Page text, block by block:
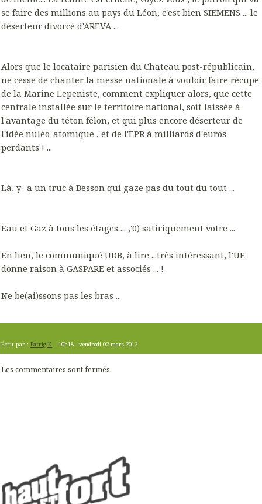
se faire des millions au pays du Léon, c'est bien SIEMENS ... le
déserteur divorcé d'AREVA ...
Alors que le locataire parisien du Chateau post-républicain,
ne cesse de chanter la messe nationale à vouloir faire récupe
de la Marine Lepeniste, comment expliquer alors, que cette
centrale installée sur le territoire national, soit laissée à
l'avantage du téton félon, et qui plus encore déserteur de
l'idée nuléo-atomique , et de l'EPR à milliards d'euros
perdants ! ...
Là, y- a un truc à Besson qui gaze pas du tout du tout ...
Eau et Gaz à tous les étages ... ,'0) satiriquement votre ...
En lien, le communiqué UDB, à lire ...très intéressant, l'UE
donne raison à GASPARE et associés ... ! .
Ne be(ai)ssons pas les bras ...
Écrit par : Patrig K 10h18 -vendredi 02 mars 2012
Les commentaires sont fermés.